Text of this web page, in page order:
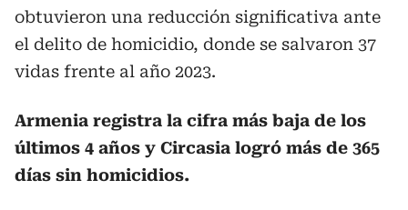
obtuvieron una reducción significativa ante
el delito de homicidio, donde se salvaron 37
vidas frente al año 2023.
Armenia registra la cifra más baja de los
últimos 4 años y Circasia logró más de 365
días sin homicidios.